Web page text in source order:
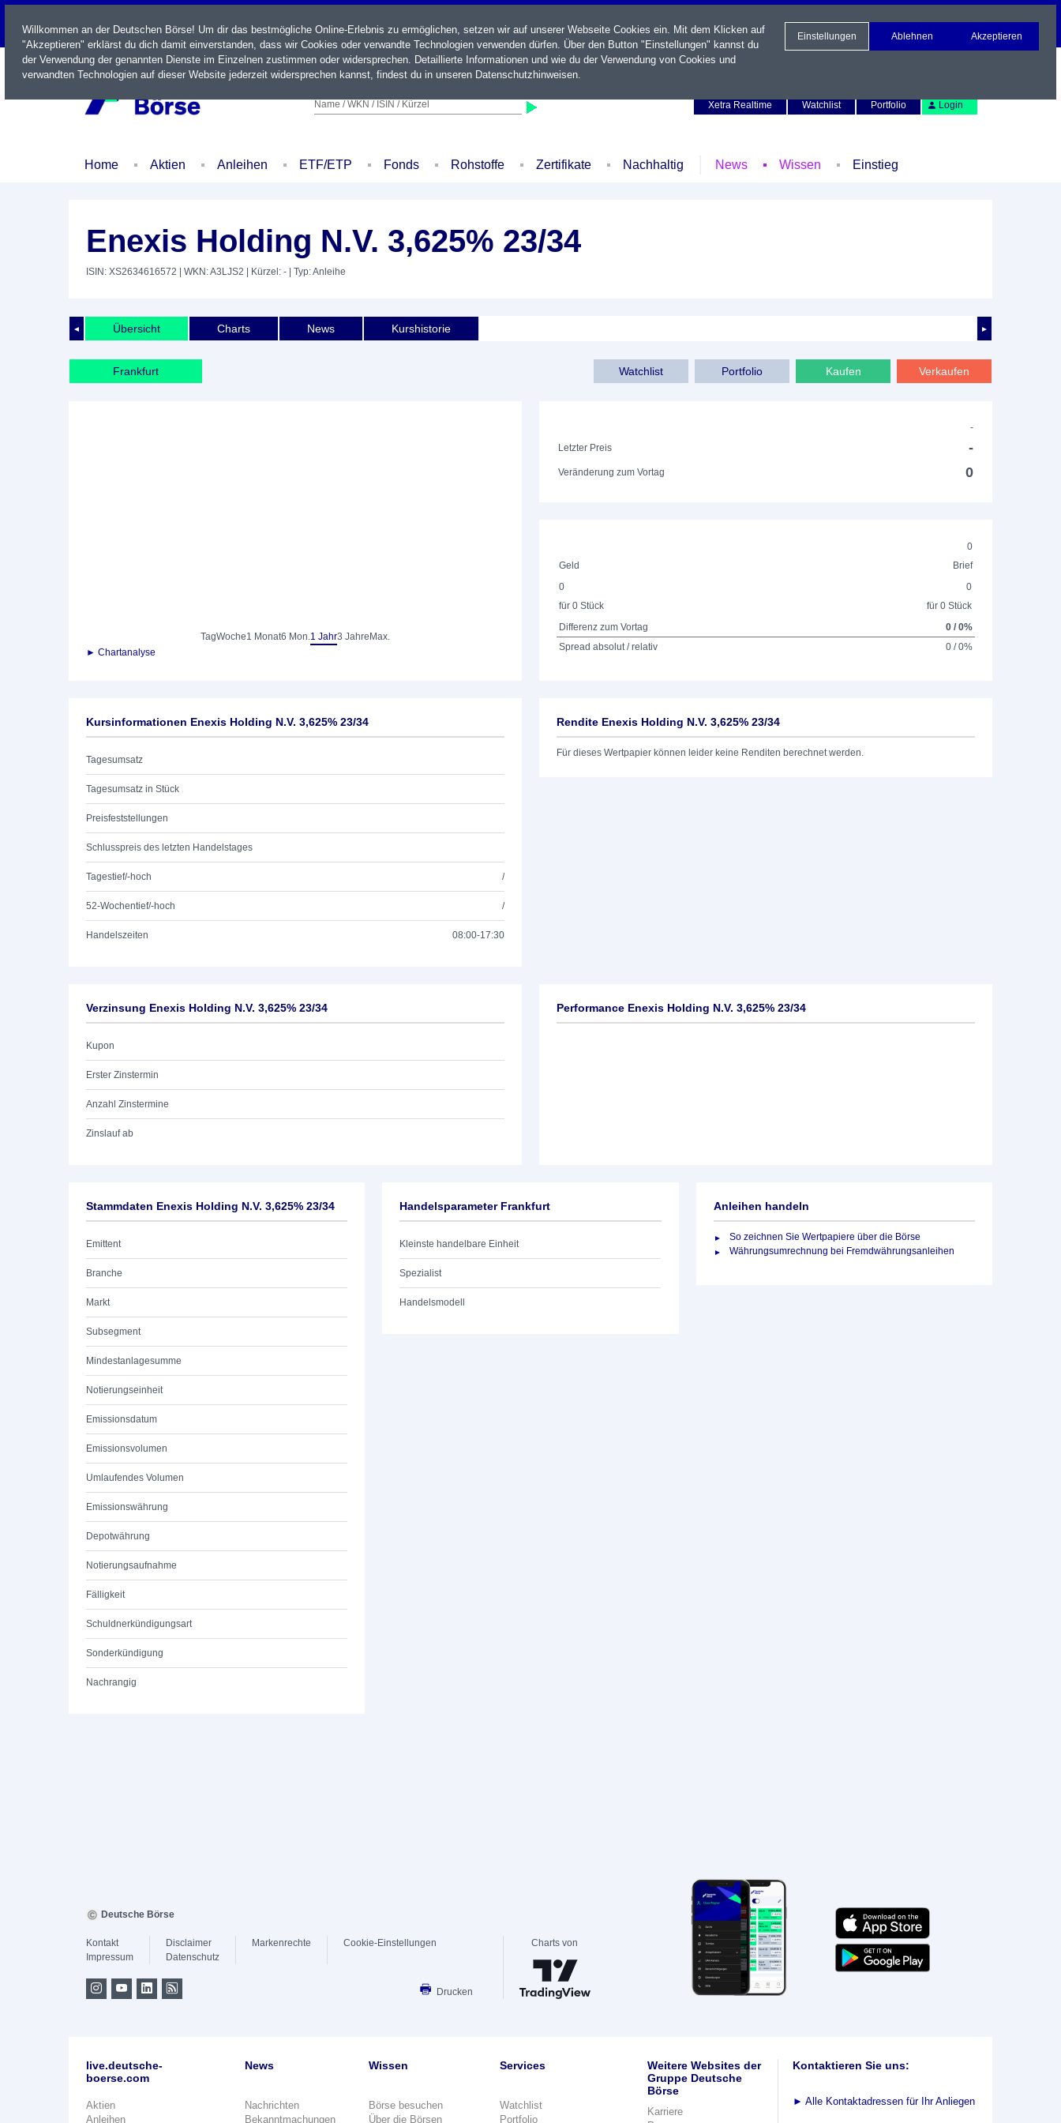
LIVE
Name / WKN / ISIN / Kürzel
Xetra Realtime
Watchlist Portfolio Login
Home Aktien Anleihen ETF/ETP Fonds Rohstoffe Zertifikate Nachhaltig News Wissen Einstieg
Enexis Holding N.V. 3,625% 23/34
ISIN: XS2634616572 | WKN: A3LJS2 | Kürzel: - | Typ: Anleihe
◄ ►
Übersicht Charts News Kurshistorie
Frankfurt Verkaufen
Kaufen
Portfolio
Watchlist
TagWoche1 Monat6 Mon.1 Jahr3 Jahre Max.
► Chartanalyse
-
Letzter Preis
-
Veränderung zum Vortag 0
0
Geld
Brief
0
für 0 Stück
0
für 0 Stück
Differenz zum Vortag
0 / 0%
Spread absolut / relativ
0 / 0%
Kursinformationen Enexis Holding N.V. 3,625% 23/34
Tagesumsatz
Tagesumsatz in Stück
Preisfeststellungen
Schlusspreis des letzten Handelstages
Tagestief/-hoch /
52-Wochentief/-hoch /
Handelszeiten 08:00-17:30
Rendite Enexis Holding N.V. 3,625% 23/34
Für dieses Wertpapier können leider keine Renditen berechnet werden.
Verzinsung Enexis Holding N.V. 3,625% 23/34
Kupon
Erster Zinstermin
Anzahl Zinstermine
Zinslauf ab
Performance Enexis Holding N.V. 3,625% 23/34
Stammdaten Enexis Holding N.V. 3,625% 23/34
Emittent
Branche
Markt
Subsegment
Mindestanlagesumme
Notierungseinheit
Emissionsdatum
Emissionsvolumen
Umlaufendes Volumen
Emissionswährung
Depotwährung
Notierungsaufnahme
Fälligkeit
Schuldnerkündigungsart
Sonderkündigung
Nachrangig
Handelsparameter Frankfurt
Kleinste handelbare Einheit
Spezialist
Handelsmodell
Anleihen handeln
So zeichnen Sie Wertpapiere über die Börse
Währungsumrechnung bei Fremdwährungsanleihen
Willkommen an der Deutschen Börse! Um dir das bestmögliche Online-Erlebnis zu ermöglichen, setzen wir auf unserer Webseite Cookies ein. Mit dem Klicken auf
"Akzeptieren" erklärst du dich damit einverstanden, dass wir Cookies oder verwandte Technologien verwenden dürfen. Über den Button "Einstellungen" kannst du
der Verwendung der genannten Dienste im Einzelnen zustimmen oder widersprechen. Detaillierte Informationen und wie du der Verwendung von Cookies und
verwandten Technologien auf dieser Website jederzeit widersprechen kannst, findest du in unseren Datenschutzhinweisen.
Einstellungen Ablehnen Akzeptieren
Deutsche Börse
Kontakt
Impressum
Disclaimer
Datenschutz
Markenrechte Cookie-Einstellungen
Drucken
Charts von
live.deutsche-
boerse.com
Aktien
Anleihen
News
Nachrichten
Bekanntmachungen
Wissen
Börse besuchen
Über die Börsen
Services
Watchlist
Portfolio
Weitere Websites der
Gruppe Deutsche
Börse
Karriere
Kontaktieren Sie uns:
► Alle Kontaktadressen für Ihr Anliegen